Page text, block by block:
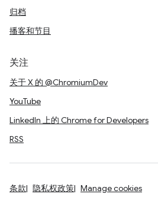
归档
播客和节目
关注
关于 X 的 @ChromiumDev
YouTube
LinkedIn 上的 Chrome for Developers
RSS
条款 隐私权政策 Manage cookies